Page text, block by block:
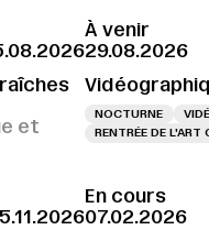
et
À venir
29.08.2026
NOCTURNE
RENTRÉE DE
En cours
07.02.2026